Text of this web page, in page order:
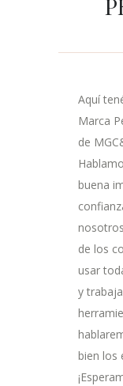
Aquí
Marca
de
buena
de los
usar
y
bien los